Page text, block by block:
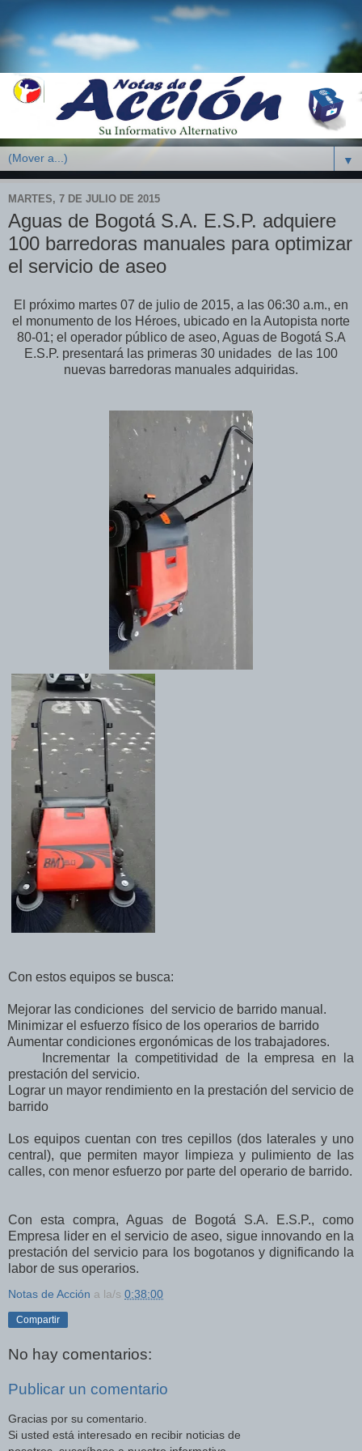
▼
MARTES, 7 DE JULIO DE 2015
Aguas de Bogotá S.A. E.S.P. adquiere
100 barredoras manuales para optimizar
el servicio de aseo
El próximo martes 07 de julio de 2015, a las 06:30 a.m., en
el monumento de los Héroes, ubicado en la Autopista norte
80-01; el operador público de aseo, Aguas de Bogotá S.A
E.S.P. presentará las primeras 30 unidades de las 100
nuevas barredoras manuales adquiridas.
Con estos equipos se busca:
Mejorar las condiciones del servicio de barrido manual.
Minimizar el esfuerzo físico de los operarios de barrido
Aumentar condiciones ergonómicas de los trabajadores.
Incrementar la competitividad de la empresa en la
prestación del servicio.
Lograr un mayor rendimiento en la prestación del servicio de
barrido
Los equipos cuentan con tres cepillos (dos laterales y uno
central), que permiten mayor limpieza y pulimiento de las
calles, con menor esfuerzo por parte del operario de barrido.
Con esta compra, Aguas de Bogotá S.A. E.S.P., como
Empresa lider en el servicio de aseo, sigue innovando en la
prestación del servicio para los bogotanos y dignificando la
labor de sus operarios.
Notas de Acción a la/s 0:38:00
Compartir
No hay comentarios:
Publicar un comentario
Gracias por su comentario.
Si usted está interesado en recibir noticias de